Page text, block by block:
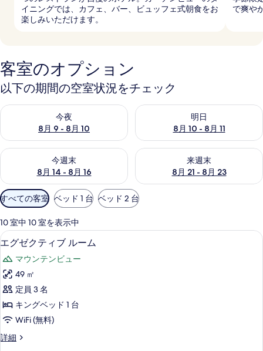
イニングでは、カフェ、バー、ビュッフェ式朝食をお
楽しみいただけます。
で爽や
客室のオプション
以下の期間の空室状況をチェック
今夜
8月 9 - 8月 10
今夜 8月 9 - 8月 10 の空室状況をチェック
明日
8月 10 - 8月 11
明日 8月 10 - 8月 11 の空室状
今週末
8月 14 - 8月 16
今週末 8月 14 - 8月 16 の空室状況をチェック
来週末
8月 21 - 8月 23
来週末 8月 21 - 8月 23 の空室
利
用
可
能
な
客
室
の
り
込
み
すべての客室 ベッド 1 台 ベッド 2 台
10 室中 10 室を表示中
エ
ゼ
ク
テ
ィ
ブ
ル
エグゼクティブ ルーム | 高級寝具、
6
エグゼクティブ ルーム
マウンテンビュー
49 ㎡
定員 3 名
キングベッド 1 台
WiFi (無料)
詳細
エ